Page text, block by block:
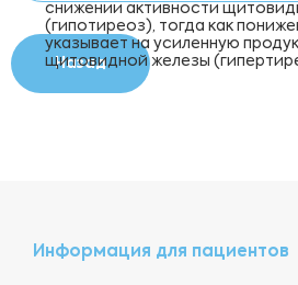
снижении активности
(гипотиреоз), тогда как
указывает на усиленную
щитовидной железы
Назад
Информация для пациентов